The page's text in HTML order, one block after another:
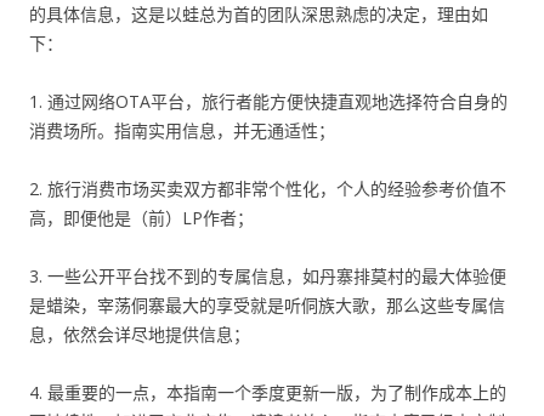
的具体信息，这是以蛙总为首的团队深思熟虑的决定，理由如
下：
1. 通过网络OTA平台，旅行者能方便快捷直观地选择符合自身的
消费场所。指南实用信息，并无通适性；
2. 旅行消费市场买卖双方都非常个性化，个人的经验参考价值不
高，即便他是（前）LP作者；
3. 一些公开平台找不到的专属信息，如丹寨排莫村的最大体验便
是蜡染，宰荡侗寨最大的享受就是听侗族大歌，那么这些专属信
息，依然会详尽地提供信息；
4. 最重要的一点，本指南一个季度更新一版，为了制作成本上的